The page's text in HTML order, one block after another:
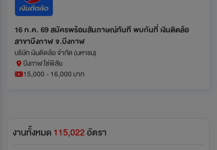
16 ก.ค. 69 สมัครพร้อมสัมภาษณ์ทันที พบกันที่ เงินติดล้อ
สาขาบึงกาฬ จ.บึงกาฬ
บริษัท เงินติดล้อ จำกัด (มหาชน)
บึงกาฬ โซ่พิสัย
15,000 - 16,000 บาท
งานทั้งหมด115,022อัตรา